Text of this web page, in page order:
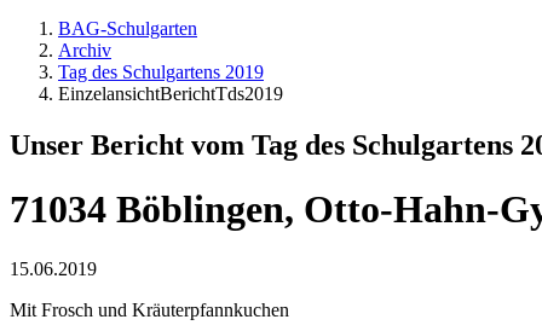
BAG-Schulgarten
Archiv
Tag des Schulgartens 2019
EinzelansichtBerichtTds2019
Unser Bericht vom Tag des Schulgartens
71034 Böblingen, Otto-Hahn-
15.06.2019
Mit Frosch und Kräuterpfannkuchen